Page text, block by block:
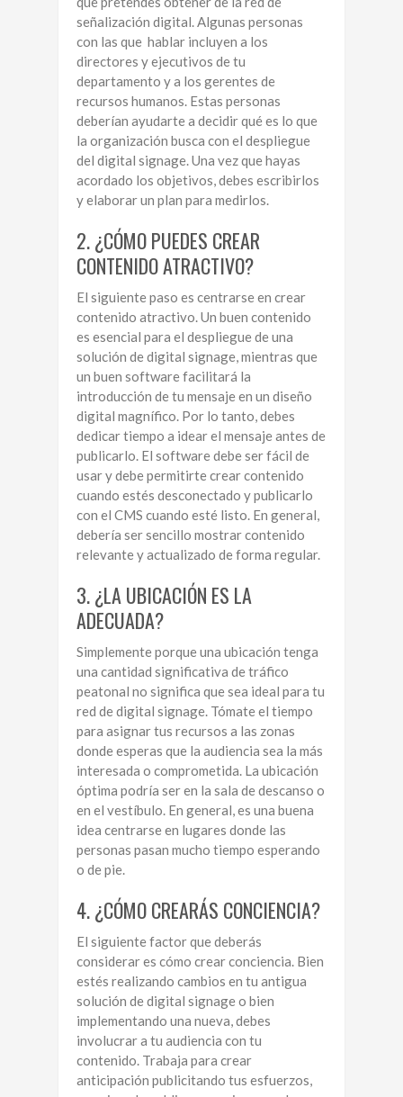
señalización digital. Algunas personas
con las que hablar incluyen a los
directores y ejecutivos de tu
departamento y a los gerentes de
recursos humanos. Estas personas
deberían ayudarte a decidir qué es lo que
la organización busca con el despliegue
del digital signage. Una vez que hayas
acordado los objetivos, debes escribirlos
y elaborar un plan para medirlos.
2. ¿CÓMO PUEDES CREAR
CONTENIDO ATRACTIVO?
El siguiente paso es centrarse en crear
contenido atractivo. Un buen contenido
es esencial para el despliegue de una
solución de digital signage, mientras que
un buen software facilitará la
introducción de tu mensaje en un diseño
digital magnífico. Por lo tanto, debes
dedicar tiempo a idear el mensaje antes de
publicarlo. El software debe ser fácil de
usar y debe permitirte crear contenido
cuando estés desconectado y publicarlo
con el CMS cuando esté listo. En general,
debería ser sencillo mostrar contenido
relevante y actualizado de forma regular.
3. ¿LA UBICACIÓN ES LA
ADECUADA?
Simplemente porque una ubicación tenga
una cantidad significativa de tráfico
peatonal no significa que sea ideal para tu
red de digital signage. Tómate el tiempo
para asignar tus recursos a las zonas
donde esperas que la audiencia sea la más
interesada o comprometida. La ubicación
óptima podría ser en la sala de descanso o
en el vestíbulo. En general, es una buena
idea centrarse en lugares donde las
personas pasan mucho tiempo esperando
o de pie.
4. ¿CÓMO CREARÁS CONCIENCIA?
El siguiente factor que deberás
considerar es cómo crear conciencia. Bien
estés realizando cambios en tu antigua
solución de digital signage o bien
implementando una nueva, debes
involucrar a tu audiencia con tu
contenido. Trabaja para crear
anticipación publicitando tus esfuerzos,